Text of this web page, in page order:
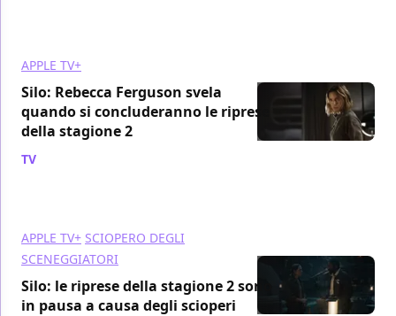
APPLE TV+
Silo: Rebecca Ferguson svela
quando si concluderanno le riprese
della stagione 2
TV
APPLE TV+ SCIOPERO DEGLI
SCENEGGIATORI
Silo: le riprese della stagione 2 sono
in pausa a causa degli scioperi